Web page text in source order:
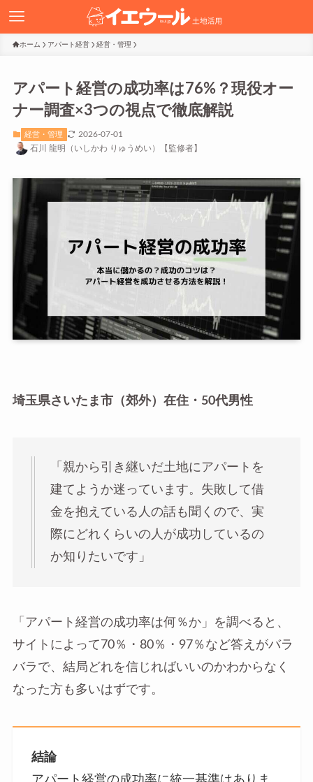
ホーム アパート経営 経営・管理
アパート経営の成功率は76%？現役オー
ナー調査×3つの視点で徹底解説
経営・管理
2026-07-01
石川 龍明（いしかわ りゅうめい）【監修者】
埼玉県さいたま市（郊外）在住・50代男性
「親から引き継いだ土地にアパートを
建てようか迷っています。失敗して借
金を抱えている人の話も聞くので、実
際にどれくらいの人が成功しているの
か知りたいです」
「アパート経営の成功率は何％か」を調べると、
サイトによって70％・80％・97％など答えがバラ
バラで、結局どれを信じればいいのかわからなく
なった方も多いはずです。
結論